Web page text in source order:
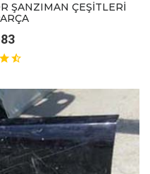
ŞANZIMAN ÇEŞİTLERİ